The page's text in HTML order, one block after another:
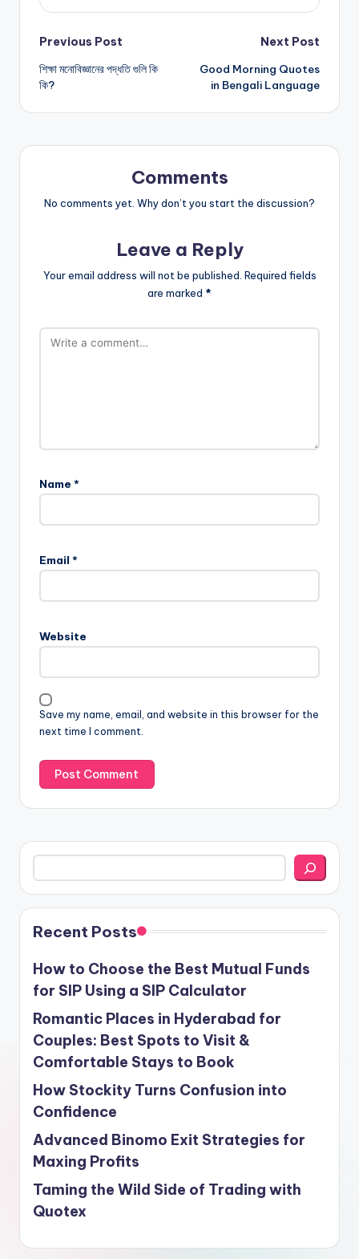
Post
navigation
Previous Post
শিক্ষা মনোবিজ্ঞানের পদ্ধতি গুলি কি
কি?
Next Post
Good Morning Quotes
in Bengali Language
Comments
No comments yet. Why don’t you start the discussion?
Leave a Reply
Your email address will not be published. Required fields
are marked *
Name *
Email *
Website
Save my name, email, and website in this browser for the
next time I comment.
Search
Recent Posts
How to Choose the Best Mutual Funds
for SIP Using a SIP Calculator
Romantic Places in Hyderabad for
Couples: Best Spots to Visit &
Comfortable Stays to Book
How Stockity Turns Confusion into
Confidence
Advanced Binomo Exit Strategies for
Maxing Profits
Taming the Wild Side of Trading with
Quotex